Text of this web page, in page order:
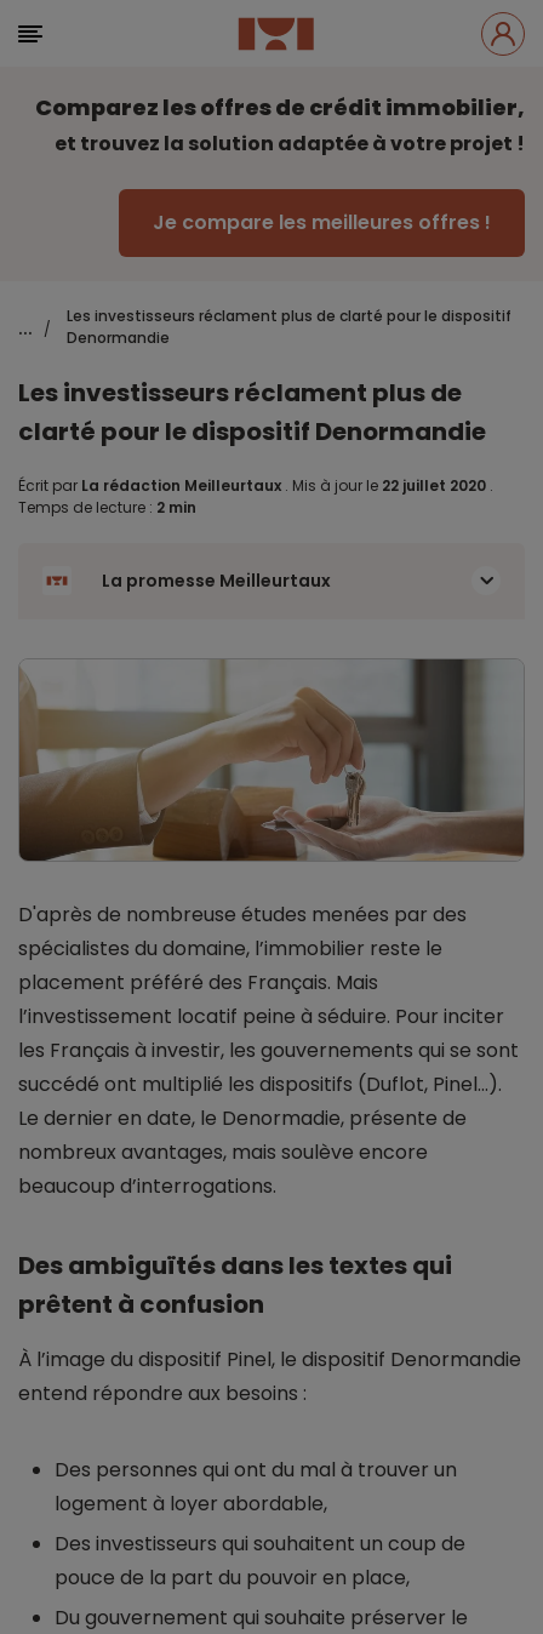
Comparez les offres de crédit immobilier,
et trouvez la solution adaptée à votre projet !
Je compare les meilleures offres !
... /
Les investisseurs réclament plus de clarté pour le dispositif
Denormandie
Les investisseurs réclament plus de
clarté pour le dispositif Denormandie
Écrit par La rédaction Meilleurtaux . Mis à jour le 22 juillet 2020 .
Temps de lecture : 2 min
La promesse Meilleurtaux
D'après de nombreuse études menées par des
spécialistes du domaine, l’immobilier reste le
placement préféré des Français. Mais
l’investissement locatif peine à séduire. Pour inciter
les Français à investir, les gouvernements qui se sont
succédé ont multiplié les dispositifs (Duflot, Pinel…).
Le dernier en date, le Denormadie, présente de
nombreux avantages, mais soulève encore
beaucoup d’interrogations.
Des ambiguïtés dans les textes qui
prêtent à confusion
À l’image du dispositif Pinel, le dispositif Denormandie
entend répondre aux besoins :
Des personnes qui ont du mal à trouver un
logement à loyer abordable,
Des investisseurs qui souhaitent un coup de
pouce de la part du pouvoir en place,
Du gouvernement qui souhaite préserver le